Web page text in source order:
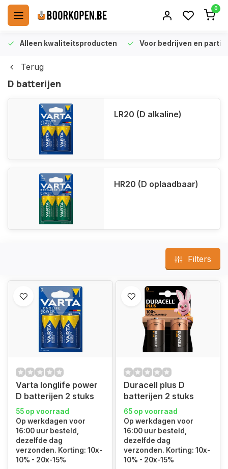
0
Alleen kwaliteitsproducten Voor bedrijven en
Terug
D batterijen
LR20 (D alkaline)
HR20 (D oplaadbaar)
Filters
Varta longlife power
D batterijen 2 stuks
55 op voorraad
Op werkdagen voor
16:00 uur besteld,
dezelfde dag
verzonden. Korting: 10x-
10% - 20x-15%
Duracell plus D
batterijen 2 stuks
65 op voorraad
Op werkdagen voor
16:00 uur besteld,
dezelfde dag
verzonden. Korting: 10x-
10% - 20x-15%